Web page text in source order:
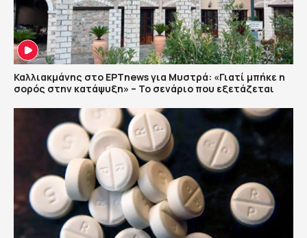
Καλλιακμάνης στο ΕΡΤnews για Μυστρά: «Γιατί μπήκε η
σορός στην κατάψυξη» – Το σενάριο που εξετάζεται